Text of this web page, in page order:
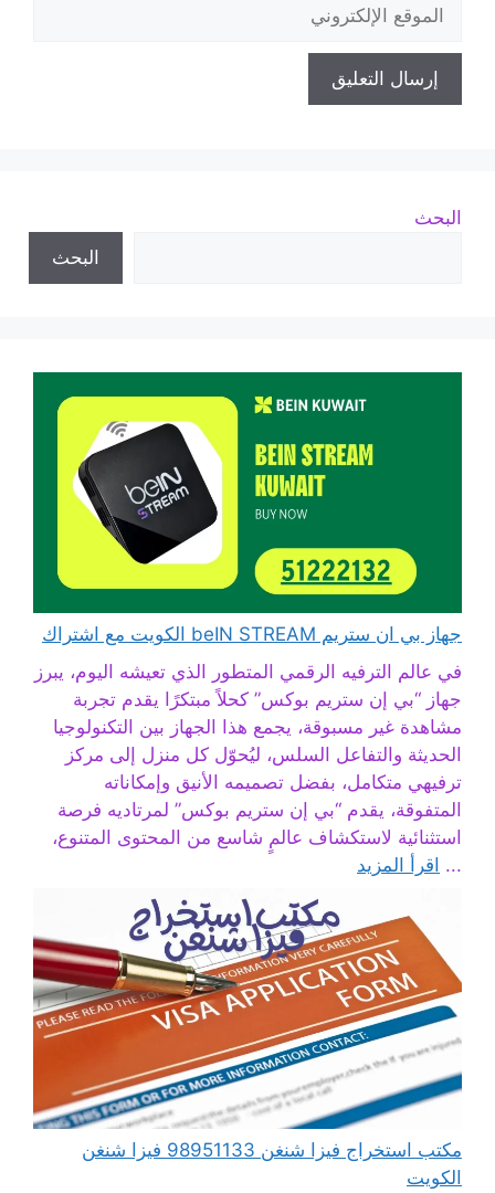
الإلكتروني
البحث
البحث
جهاز بي ان ستريم beIN STREAM الكويت مع اشتراك
في عالم الترفيه الرقمي المتطور الذي تعيشه اليوم، يبرز
جهاز “بي إن ستريم بوكس” كحلاً مبتكرًا يقدم تجربة
مشاهدة غير مسبوقة، يجمع هذا الجهاز بين التكنولوجيا
الحديثة والتفاعل السلس، ليُحوّل كل منزل إلى مركز
ترفيهي متكامل، بفضل تصميمه الأنيق وإمكاناته
المتفوقة، يقدم “بي إن ستريم بوكس” لمرتاديه فرصة
استثنائية لاستكشاف عالمٍ شاسع من المحتوى المتنوع،
... اقرأ المزيد
مكتب استخراج فيزا شنغن 98951133 فيزا شنغن
الكويت